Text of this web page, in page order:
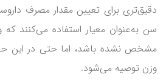
دقیق‌تری برای تعیین مقدار مصرف
سن به‌عنوان معیار استفاده می‌کنند
مشخص نشده باشد، اما حتی در این
وزن توصیه می‌شود.